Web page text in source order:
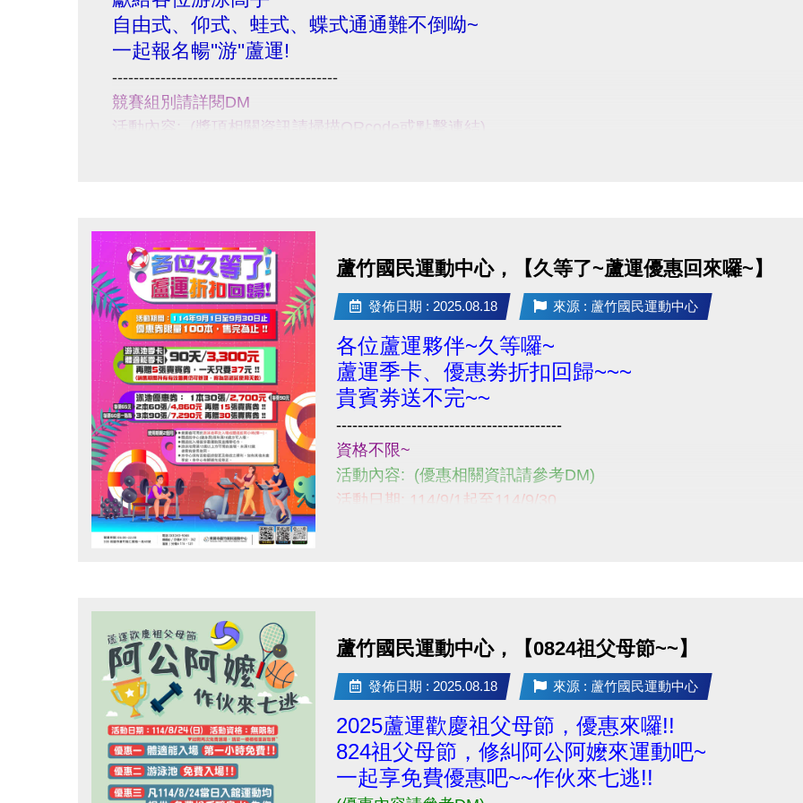
自由式、仰式、蛙式、蝶式通通難不倒呦~
一起報名暢''游''蘆運!
------------------------------------------
競賽組別請詳閱DM
活動內容: (獎項相關資訊請掃描QRcode或點擊連結)
小提醒，請詳閱注意事項喔~
------------------------------------------
點擊下方連結報名!
比賽規範:https://drive.google.com/file/d/15owmGHj7tJB-s40F6WouBqw7RmJ6Ydiq/
報名
https://www.beclass.com/rid=30500c268a2daca6c364?
Q
------------------------------------------
若有相關問題，請不吝撥打03-2639066 #121!
蘆竹國民運動中心，【久等了~蘆運優惠回來囉~】
發佈日期 : 2025.08.18 來源 : 蘆竹國民運動中心
各位蘆運夥伴~久等囉~
蘆運季卡、優惠劵折扣回歸~~~
貴賓劵送不完~~
------------------------------------------
資格不限~
活動內容: (優惠相關資訊請參考DM)
活動日期: 114/9/1起至114/9/30
蘆竹國民運動中心，【0824祖父母節~~】
發佈日期 : 2025.08.18 來源 : 蘆竹國民運動中心
2025蘆運歡慶祖父母節，優惠來囉!!
824祖父母節，修糾阿公阿嬤來運動吧~
一起享免費優惠吧~~作伙來七逃!!